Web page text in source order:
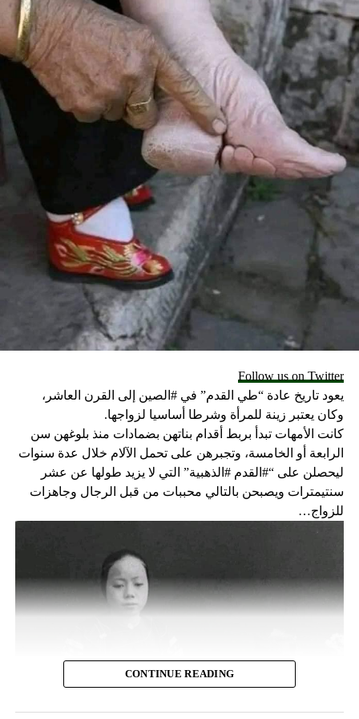
Follow us on Twitter
يعود تاريخ عادة “طي القدم” في #الصين إلى القرن العاشر،
وكان يعتبر زينة للمرأة وشرطا أساسيا لزواجها.
كانت الأمهات تبدأ بربط أقدام بناتهن بضمادات منذ بلوغهن سن
الرابعة أو الخامسة، وتجبرهن على تحمل الآلام خلال عدة سنوات
ليحصلن على “#القدم #الذهبية” التي لا يزيد طولها عن عشر
سنتيمترات ويصبحن بالتالي محببات من قبل الرجال وجاهزات
للزواج…
CONTINUE READING